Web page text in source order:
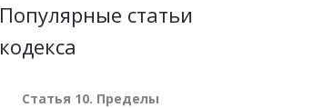
Популярные статьи
кодекса
Статья 10. Пределы